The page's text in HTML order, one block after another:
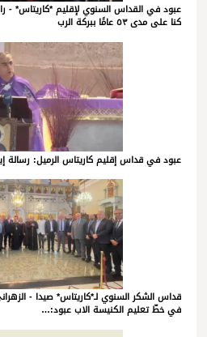
عبود في القداس السنوي لإقليم *كاريتاس* -
كنا على مدى ٥٣ عامًا ببركة الرب
عبود في قداس إقليم كاريتاس الرميل: رسالة
قداس الشكر السنوي لـ*كاريتاس* صيدا -
في خطّ تعليم الكنيسة الاب عبود:…